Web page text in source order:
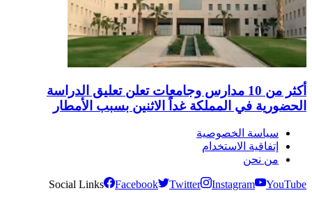
أكثر من 10 مدارس وجامعات تعلن تعليق الدراسة
الحضورية في المملكة غداً الاثنين بسبب الأمطار
سياسة الخصوصية
إتفاقية الاستخدام
من نحن
Social Links Facebook Twitter Instagram YouTube